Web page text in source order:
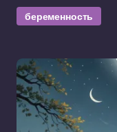
беременность